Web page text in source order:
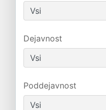
Dejavnost
Poddejavnost